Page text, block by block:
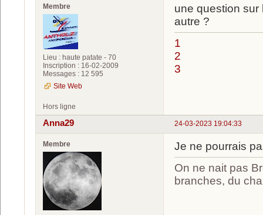
Membre
Lieu : haute patate - 70
Inscription : 16-02-2009
Messages : 12 595
Site Web
une question
autre ?
1
2
3
Hors ligne
24-03-2023 19:04:33
Anna29
Membre
Je ne pourrais
On ne nait pas
branches, du